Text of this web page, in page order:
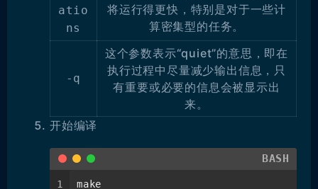
atio
ns
将运行得更快，特别是对于一些计
算密集型的任务。
-q
这个参数表示“quiet”的意思，即在
执行过程中尽量减少输出信息，只
有重要或必要的信息会被显示出
来。
开始编译
BASH
1 make